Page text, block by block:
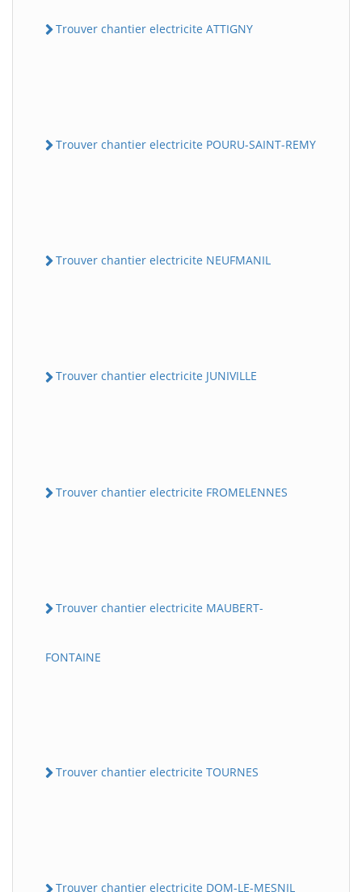
Trouver chantier electricite ATTIGNY
Trouver chantier electricite POURU-SAINT-REMY
Trouver chantier electricite NEUFMANIL
Trouver chantier electricite JUNIVILLE
Trouver chantier electricite FROMELENNES
Trouver chantier electricite MAUBERT-
FONTAINE
Trouver chantier electricite TOURNES
Trouver chantier electricite DOM-LE-MESNIL